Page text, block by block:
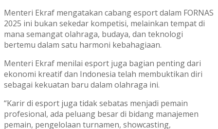
Menteri Ekraf mengatakan cabang esport dalam FORNAS
2025 ini bukan sekedar kompetisi, melainkan tempat di
mana semangat olahraga, budaya, dan teknologi
bertemu dalam satu harmoni kebahagiaan.
Menteri Ekraf menilai esport juga bagian penting dari
ekonomi kreatif dan Indonesia telah membuktikan diri
sebagai kekuatan baru dalam olahraga ini.
“Karir di esport juga tidak sebatas menjadi pemain
profesional, ada peluang besar di bidang manajemen
pemain, pengelolaan turnamen, showcasting,